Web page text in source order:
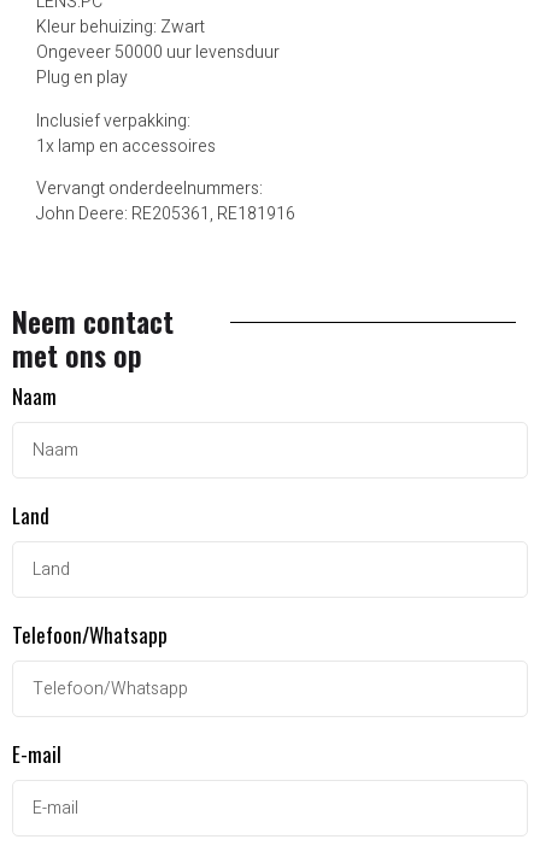
Kleur behuizing: Zwart
Ongeveer 50000 uur levensduur
Plug en play
Inclusief verpakking:
1x lamp en accessoires
Vervangt onderdeelnummers:
John Deere: RE205361, RE181916
Neem contact
met ons op
Naam
Land
Telefoon/Whatsapp
E-mail